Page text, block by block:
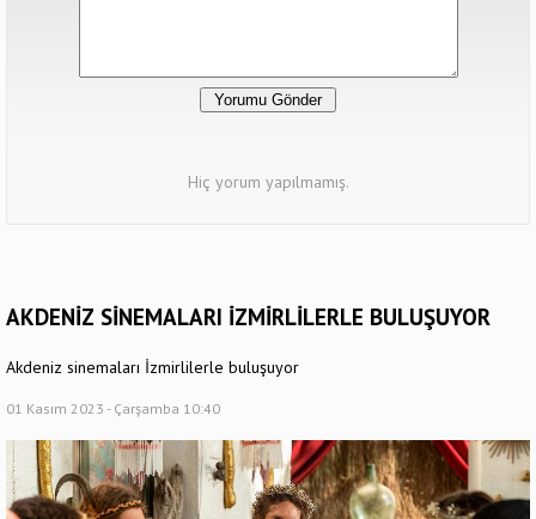
Hiç yorum yapılmamış.
AKDENİZ SİNEMALARI İZMİRLİLERLE BULUŞUYOR
Akdeniz sinemaları İzmirlilerle buluşuyor
01 Kasım 2023 - Çarşamba 10:40